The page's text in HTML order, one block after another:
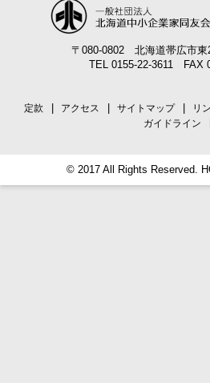
〒080-0802 北海道帯広市東
TEL 0155-22-3611 FAX
定款 アクセス サイトマップ リ
ガイドライン
© 2017 All Rights Reserved.